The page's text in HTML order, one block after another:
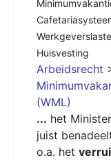
Huisvesting
Arbeidsrecht
(WML)
... het
juist
o.a. het